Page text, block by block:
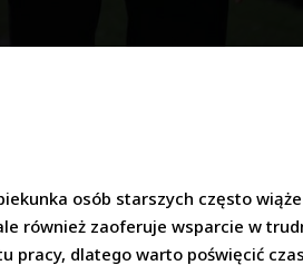
osób starszych często
również zaoferuje wsparcie w
pracy, dlatego warto poświęcić